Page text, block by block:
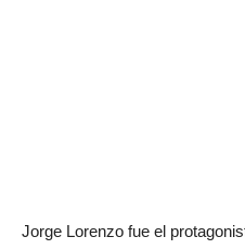
Jorge Lorenzo fue el